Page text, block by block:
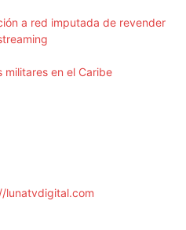
a red imputada de revender
militares en el Caribe
lunatvdigital.com